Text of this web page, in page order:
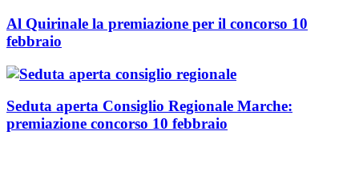
Al Quirinale la premiazione per il concorso 10
febbraio
Seduta aperta Consiglio Regionale Marche:
premiazione concorso 10 febbraio